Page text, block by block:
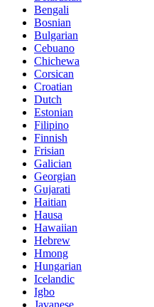
Bengali
Bosnian
Bulgarian
Cebuano
Chichewa
Corsican
Croatian
Dutch
Estonian
Filipino
Finnish
Frisian
Galician
Georgian
Gujarati
Haitian
Hausa
Hawaiian
Hebrew
Hmong
Hungarian
Icelandic
Igbo
Javanese